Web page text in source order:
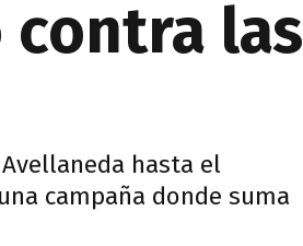
las
hasta el
campaña donde suma